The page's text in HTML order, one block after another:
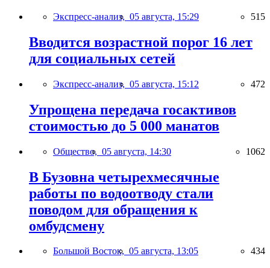
Экспресс-анализ, 05 августа, 15:29 515
Вводится возрастной порог 16 лет
для социальных сетей
Экспресс-анализ, 05 августа, 15:12 472
Упрощена передача госактивов
стоимостью до 5 000 манатов
Общество, 05 августа, 14:30 1062
В Бузовна четырехмесячные
работы по водоотводу стали
поводом для обращения к
омбудсмену
Большой Восток, 05 августа, 13:05 434